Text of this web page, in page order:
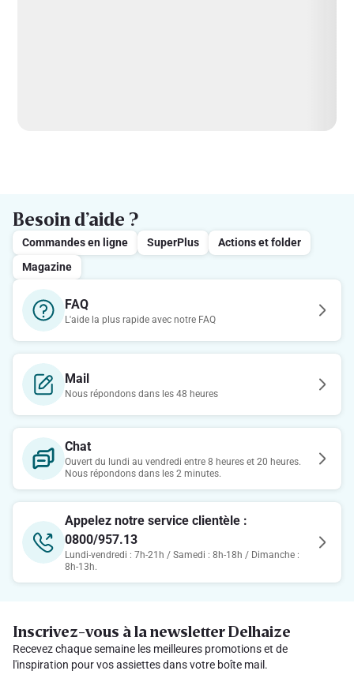
Besoin d’aide ?
Commandes en ligne SuperPlus
Actions et folder
Magazine
FAQ
L'aide la plus rapide avec notre FAQ
Mail
Nous répondons dans les 48 heures
Chat
Ouvert du lundi au vendredi entre 8 heures et 20 heures.
Nous répondons dans les 2 minutes.
Appelez notre service clientèle :
0800/957.13
Lundi-vendredi : 7h-21h / Samedi : 8h-18h / Dimanche :
8h-13h.
Inscrivez-vous à la newsletter Delhaize
Recevez chaque semaine les meilleures promotions et de
l'inspiration pour vos assiettes dans votre boîte mail.